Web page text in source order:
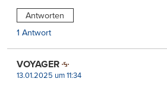
Antworten
1 Antwort
VOYAGER
13.01.2025 um 11:34